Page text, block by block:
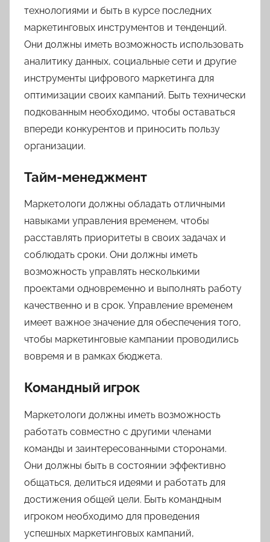
технологиями и быть в курсе последних
маркетинговых инструментов и тенденций.
Они должны иметь возможность использовать
аналитику данных, социальные сети и другие
инструменты цифрового маркетинга для
оптимизации своих кампаний. Быть технически
подкованным необходимо, чтобы оставаться
впереди конкурентов и приносить пользу
организации.
Тайм-менеджмент
Маркетологи должны обладать отличными
навыками управления временем, чтобы
расставлять приоритеты в своих задачах и
соблюдать сроки. Они должны иметь
возможность управлять несколькими
проектами одновременно и выполнять работу
качественно и в срок. Управление временем
имеет важное значение для обеспечения того,
чтобы маркетинговые кампании проводились
вовремя и в рамках бюджета.
Командный игрок
Маркетологи должны иметь возможность
работать совместно с другими членами
команды и заинтересованными сторонами.
Они должны быть в состоянии эффективно
общаться, делиться идеями и работать для
достижения общей цели. Быть командным
игроком необходимо для проведения
успешных маркетинговых кампаний,